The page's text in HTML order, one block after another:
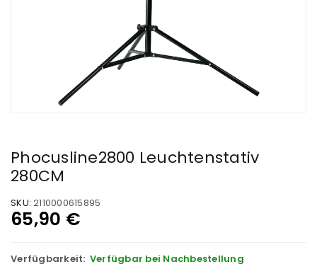
Phocusline2800 Leuchtenstativ
280CM
SKU: 2110000615895
65,90 €
Verfügbarkeit: Verfügbar bei Nachbestellung